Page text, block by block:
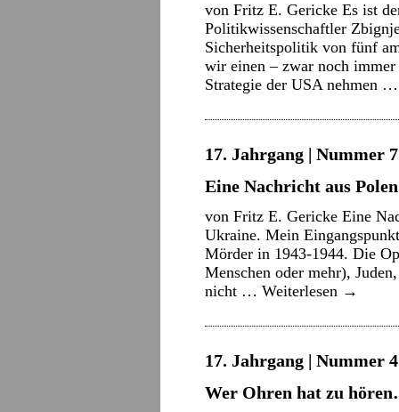
von Fritz E. Gericke Es ist
Politikwissenschaftler
Sicherheitspolitik von fünf
wir einen – zwar noch
Strategie der USA nehmen
17. Jahrgang | Nummer
Eine Nachricht aus Polen
von Fritz E. Gericke Eine
Ukraine. Mein
Mörder in 1943-1944. Die
Menschen oder mehr),
nicht … Weiterlesen →
17. Jahrgang | Nummer
Wer Ohren hat zu